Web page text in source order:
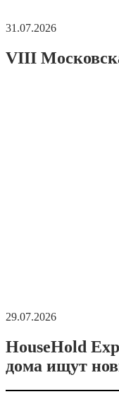
31.07.2026
VIII
29.07.2026
HouseHold
дома ищут